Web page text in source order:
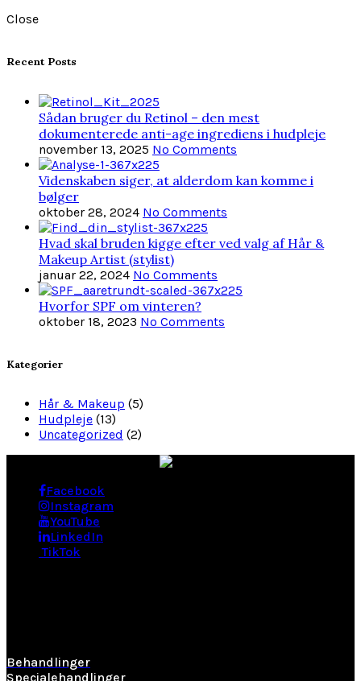
Close
Recent Posts
Sådan bruger du Retinol – den mest
dokumenterede anti-age ingrediens i hudpleje
november 13, 2025 No Comments
Videnskaben siger, at alderdom kan komme i
bølger
oktober 28, 2024 No Comments
Hvad skal bruden kigge efter ved valg af Hår &
Makeup Artist (stylist)
januar 22, 2024 No Comments
Hvorfor SPF om vinteren?
oktober 18, 2023 No Comments
Kategorier
Hår & Makeup (5)
Hudpleje (13)
Uncategorized (2)
Facebook
Instagram
YouTube
LinkedIn
TikTok
Behandlinger
Specialehandlinger